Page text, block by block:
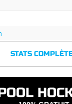
STATS